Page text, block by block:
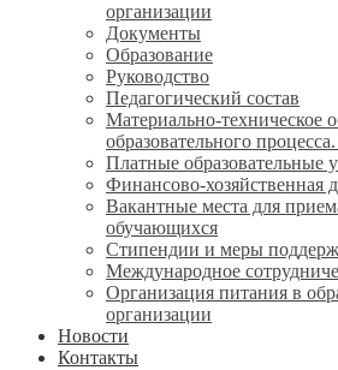
организации
Документы
Образование
Руководство
Педагогический состав
Материально-техническое
образовательного
Платные образовательные
Финансово-хозяйственная
Вакантные места для
обучающихся
Стипендии и меры
Международное
Организация питания в
организации
Новости
Контакты